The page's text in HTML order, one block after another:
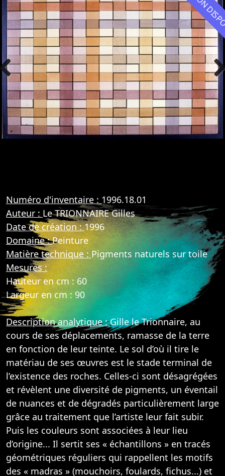
NON
Numéro d'inventaire : 1996.18.01
Auteur : Le TRIONNAIRE Gilles
Date de création :1996
Domaine :Peinture
Matière technique : Pigments naturels sur toile
Mesures :
Hauteur en cm : 60
Largeur en cm : 90
Description analytique :Gille le Trionnaire, au
cours de ses déplacements, ramasse de la terre
en fonction de leur teinte. Le sol d’où il tire le
matériau de ses œuvres est le stade terminal de
l’existence des roches. Celles-ci sont désagrégées
et révèlent une diversité de pigments, un éventail
de nuances et de dégradés particulièrement large
grâce au traitement que l’artiste leur fait subir.
Puis les couleurs sont associées à leur lieu
d’origine... Il sertit ses « échantillons » en tracés
géométriques réguliers qui rappellent les motifs
des « madras » (mouchoirs, foulards, fichus...) et